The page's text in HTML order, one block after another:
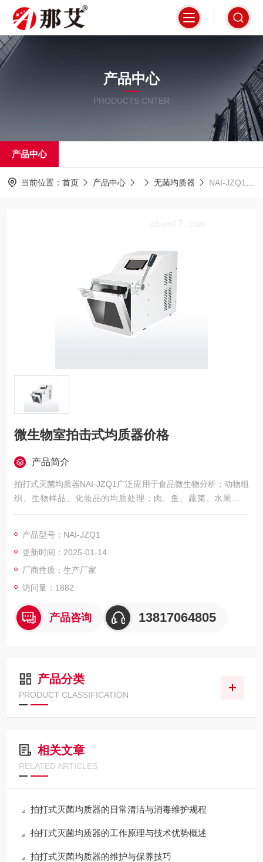
产品中心
PRODUCTS CNTER
产品中心
当前位置： 首页 产品中心 无菌均质器 NAI-JZQ1微生物室拍击式均质器价格
微生物室拍击式均质器价格
产品简介
拍打式灭菌均质器NAI-JZQ1广泛应用于食品微生物分析；动物组
织、生物样品、化妆品的均质处理；肉、鱼、蔬菜、水果、饼
干；药品的微生物分析等。固体样品中提取细菌的过程变得操作
袋放入拍打式均质器中即可完成样品的处理。微生物室拍击式均
质器价格
产品型号：NAI-JZQ1
更新时间：2025-01-14
厂商性质：生产厂家
访问量：1882
产品咨询 13817064805
产品分类
PRODUCT CLASSIFICATION
相关文章
RELATED ARTICLES
拍打式灭菌均质器的日常清洁与消毒维护规程
拍打式灭菌均质器的工作原理与技术优势概述
拍打式灭菌均质器的维护与保养技巧